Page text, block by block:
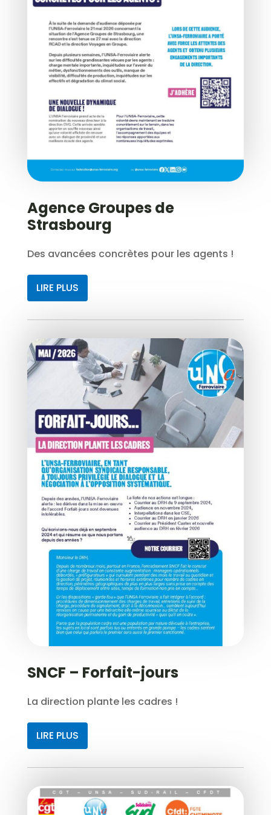
Agence Groupes de
Strasbourg
Des avancées concrètes pour les agents !
LIRE PLUS
SNCF – Forfait-jours
La direction plante les cadres !
LIRE PLUS